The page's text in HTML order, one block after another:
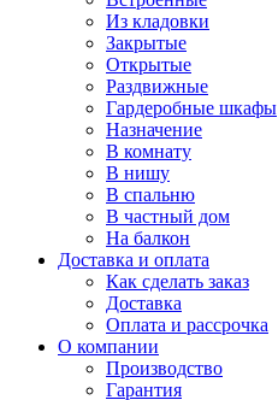
Из кладовки
Закрытые
Открытые
Раздвижные
Гардеробные шкафы
Назначение
В комнату
В нишу
В спальню
В частный дом
На балкон
Доставка и оплата
Как сделать заказ
Доставка
Оплата и рассрочка
О компании
Производство
Гарантия